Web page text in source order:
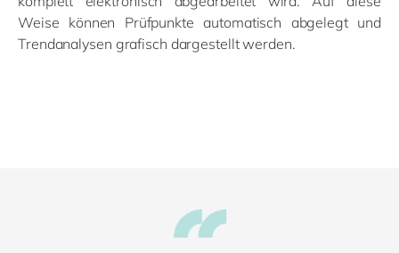
Weise können Prüfpunkte automatisch abgelegt und
Trendanalysen grafisch dargestellt werden.